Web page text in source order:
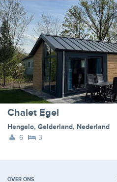
Chalet Egel
Hengelo, Gelderland, Nederland
6
3
OVER ONS